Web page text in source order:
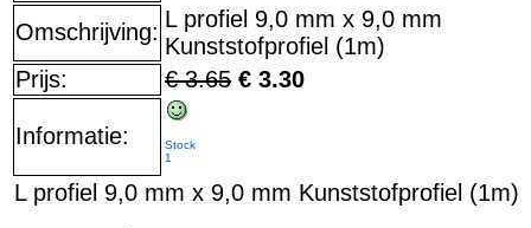
Omschrijving: L profiel 9,0 mm x 9,0 mm
Kunststofprofiel (1m)
Prijs:
€ 3.65 € 3.30
Informatie:
Stock
1
L profiel 9,0 mm x 9,0 mm Kunststofprofiel (1m)